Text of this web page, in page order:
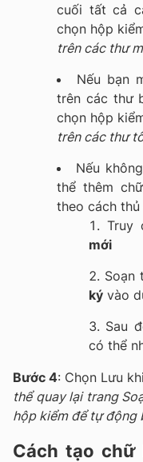
cuối tất cả
chọn hộp
trên các thư
Nếu bạn
trên các thư
chọn hộp
trên các thư
Nếu
thể thêm
theo cách
Truy
mới
Soạn
ký vào
Sau
có thể
Bước 4: Chọn Lưu
thể quay lại trang
hộp kiểm để tự động
Cách tạo